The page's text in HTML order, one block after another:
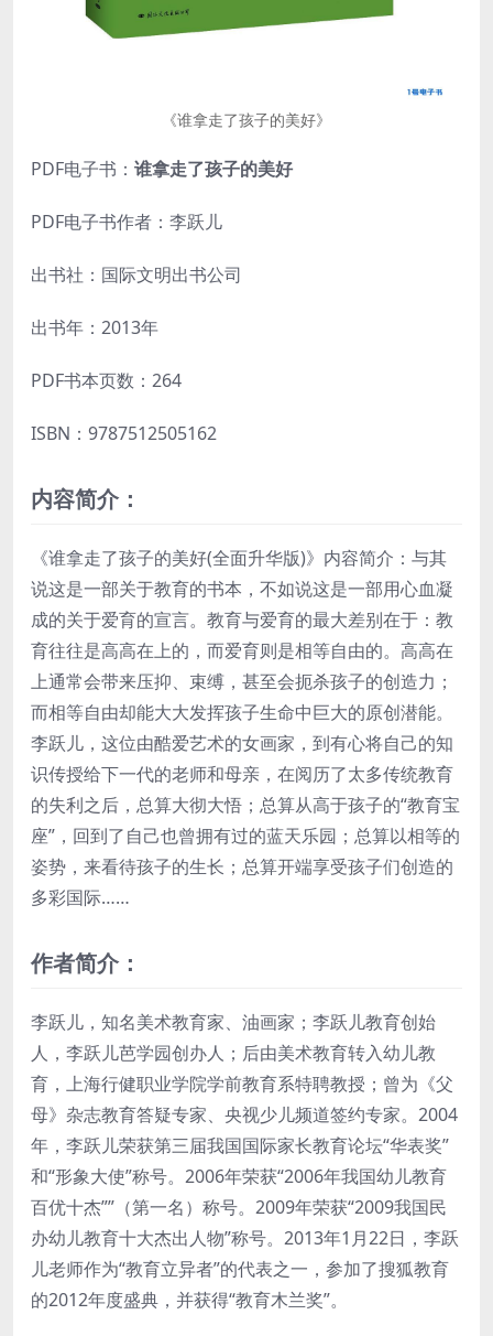
《谁拿走了孩子的美好》
PDF电子书： 谁拿走了孩子的美好
PDF电子书作者：李跃儿
出书社：国际文明出书公司
出书年：2013年
PDF书本页数：264
ISBN：9787512505162
内容简介：
《谁拿走了孩子的美好(全面升华版)》内容简介：与其
说这是一部关于教育的书本，不如说这是一部用心血凝
成的关于爱育的宣言。教育与爱育的最大差别在于：教
育往往是高高在上的，而爱育则是相等自由的。高高在
上通常会带来压抑、束缚，甚至会扼杀孩子的创造力；
而相等自由却能大大发挥孩子生命中巨大的原创潜能。
李跃儿，这位由酷爱艺术的女画家，到有心将自己的知
识传授给下一代的老师和母亲，在阅历了太多传统教育
的失利之后，总算大彻大悟；总算从高于孩子的“教育宝
座”，回到了自己也曾拥有过的蓝天乐园；总算以相等的
姿势，来看待孩子的生长；总算开端享受孩子们创造的
多彩国际……
作者简介：
李跃儿，知名美术教育家、油画家；李跃儿教育创始
人，李跃儿芭学园创办人；后由美术教育转入幼儿教
育，上海行健职业学院学前教育系特聘教授；曾为《父
母》杂志教育答疑专家、央视少儿频道签约专家。2004
年，李跃儿荣获第三届我国国际家长教育论坛“华表奖”
和“形象大使”称号。2006年荣获“2006年我国幼儿教育
百优十杰””（第一名）称号。2009年荣获“2009我国民
办幼儿教育十大杰出人物”称号。2013年1月22日，李跃
儿老师作为“教育立异者”的代表之一，参加了搜狐教育
的2012年度盛典，并获得“教育木兰奖”。